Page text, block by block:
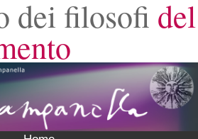
dei filosofi del